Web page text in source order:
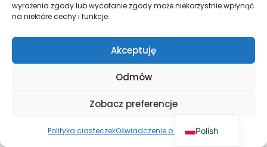
wyrażenia zgody lub wycofanie zgody może niekorzystnie wpłynąć
na niektóre cechy i funkcje.
Akceptuję
Odmów
Zobacz preferencje
Polityka ciasteczekOświadczenie o prywatności
Prawo odstąpienia od umowy
Klient ma prawo odstąpić od niniejszej umowy w terminie
14 dni bez podania jakiejkolwiek przyczyny. Termin do
odstąpienia od umowy wygasa po upływie 14 dni od dnia,
osoba trzecia inna niż przewoźnik i wskazana przez Klienta
weszła w posiadanie rzeczy.
Polish